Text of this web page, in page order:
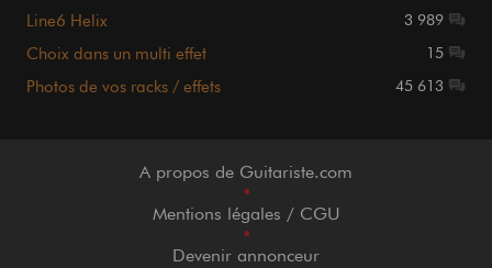
Line6 Helix 3 989
Choix dans un multi effet 15
Photos de vos racks / effets 45 613
A propos de Guitariste.com
•
Mentions légales / CGU
•
Devenir annonceur